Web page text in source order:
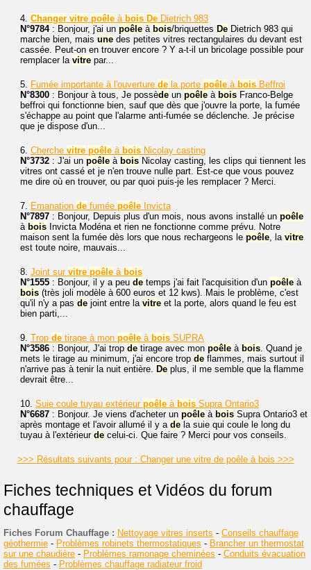
4. Changer vitre poêle à bois De Dietrich 983
N°9784: Bonjour, j'ai un poêle à bois/briquettes De Dietrich 983 qui
marche bien, mais une des petites vitres rectangulaires du devant est
cassée. Peut-on en trouver encore ? Y a-t-il un bricolage possible pour
remplacer la vitre par...
5. Fumée importante à l'ouverture de la porte poêle à bois Beffroi
N°8300 : Bonjour à tous, Je possède un poêle à bois Franco-Belge
beffroi qui fonctionne bien, sauf que dès que j'ouvre la porte, la fumée
s'échappe au point que l'alarme anti-fumée se déclenche. Je précise
que je dispose d'un...
6. Cherche vitre poêle à bois Nicolay casting
N°3732 : J'ai un poêle à bois Nicolay casting, les clips qui tiennent les
vitres ont cassé et je n'en trouve nulle part. Est-ce que vous pouvez
me dire où en trouver, ou par quoi puis-je les remplacer ? Merci.
7. Emanation de fumée poêle Invicta
N°7897 : Bonjour, Depuis plus d'un mois, nous avons installé un poêle
à bois Invicta Modéna et rien ne fonctionne comme prévu. Notre
maison sent la fumée dès lors que nous rechargeons le poêle, la vitre
est toute noire, mauvais...
8. Joint sur vitre poêle à bois
N°1555 : Bonjour, il y a peu de temps j'ai fait l'acquisition d'un poêle à
bois (très joli modèle à 600 euros et 12 kws). Mais le problème, c'est
qu'il n'y a pas de joint entre la vitre et la porte, alors quand le feu est
bien parti,...
9. Trop de tirage à mon poêle à bois SUPRA
N°3586 : Bonjour, J'ai trop de tirage avec mon poêle à bois. Quand je
mets le tirage au minimum, j'ai encore trop de flammes, mais surtout il
n'arrive pas à tenir la nuit entière. De plus, il me semble que la flamme
devrait être...
10. Suie coule tuyau extérieur poêle à bois Supra Ontario3
N°6687 : Bonjour. Je viens d'acheter un poêle à bois Supra Ontario3 et
après montage et l'avoir allumé il y a de la suie qui coule le long du
tuyau à l'extérieur de celui-ci. Que faire ? Merci pour vos conseils.
>>> Résultats suivants pour : Changer une vitre de poêle à bois >>>
Fiches techniques et Vidéos du forum
chauffage
Fiches Forum Chauffage : Nettoyage vitres inserts - Conseils chauffage
géothermie - Problèmes robinets thermostatiques - Brancher un thermostat
sur une chaudière - Problèmes ramonage cheminées - Conduits évacuation
des fumées - Problèmes chauffage radiateur froid